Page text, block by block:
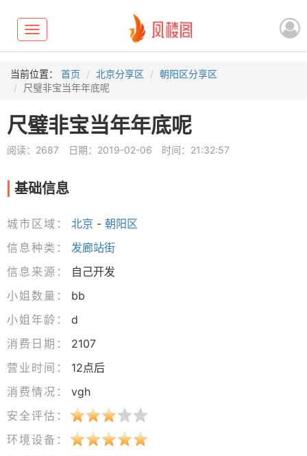
Toggle
navigation
当前位置： 首页 北京分享区
朝阳区分享区
尺璧非宝当年年底呢
尺璧非宝当年年底呢
阅读：2687 日期：2019-02-06 时间：21:32:57
基础信息
城市区域： 北京 - 朝阳区
信息种类：
发廊站街
信息来源：
自己开发
小姐数量：
bb
小姐年龄：
d
消费日期：
2107
营业时间：
12点后
消费情况：
vgh
安全评估：
环境设备：